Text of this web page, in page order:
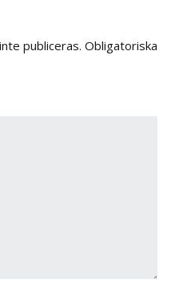
publiceras. Obligatoriska